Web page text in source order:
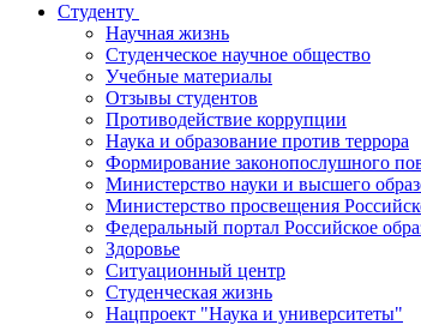
Студенту
Научная жизнь
Студенческое научное общество
Учебные материалы
Отзывы студентов
Противодействие коррупции
Наука и образование против террора
Формирование законопослушного
Министерство науки и высшего
Министерство просвещения
Федеральный портал Российское
Здоровье
Ситуационный центр
Студенческая жизнь
Нацпроект "Наука и университеты"